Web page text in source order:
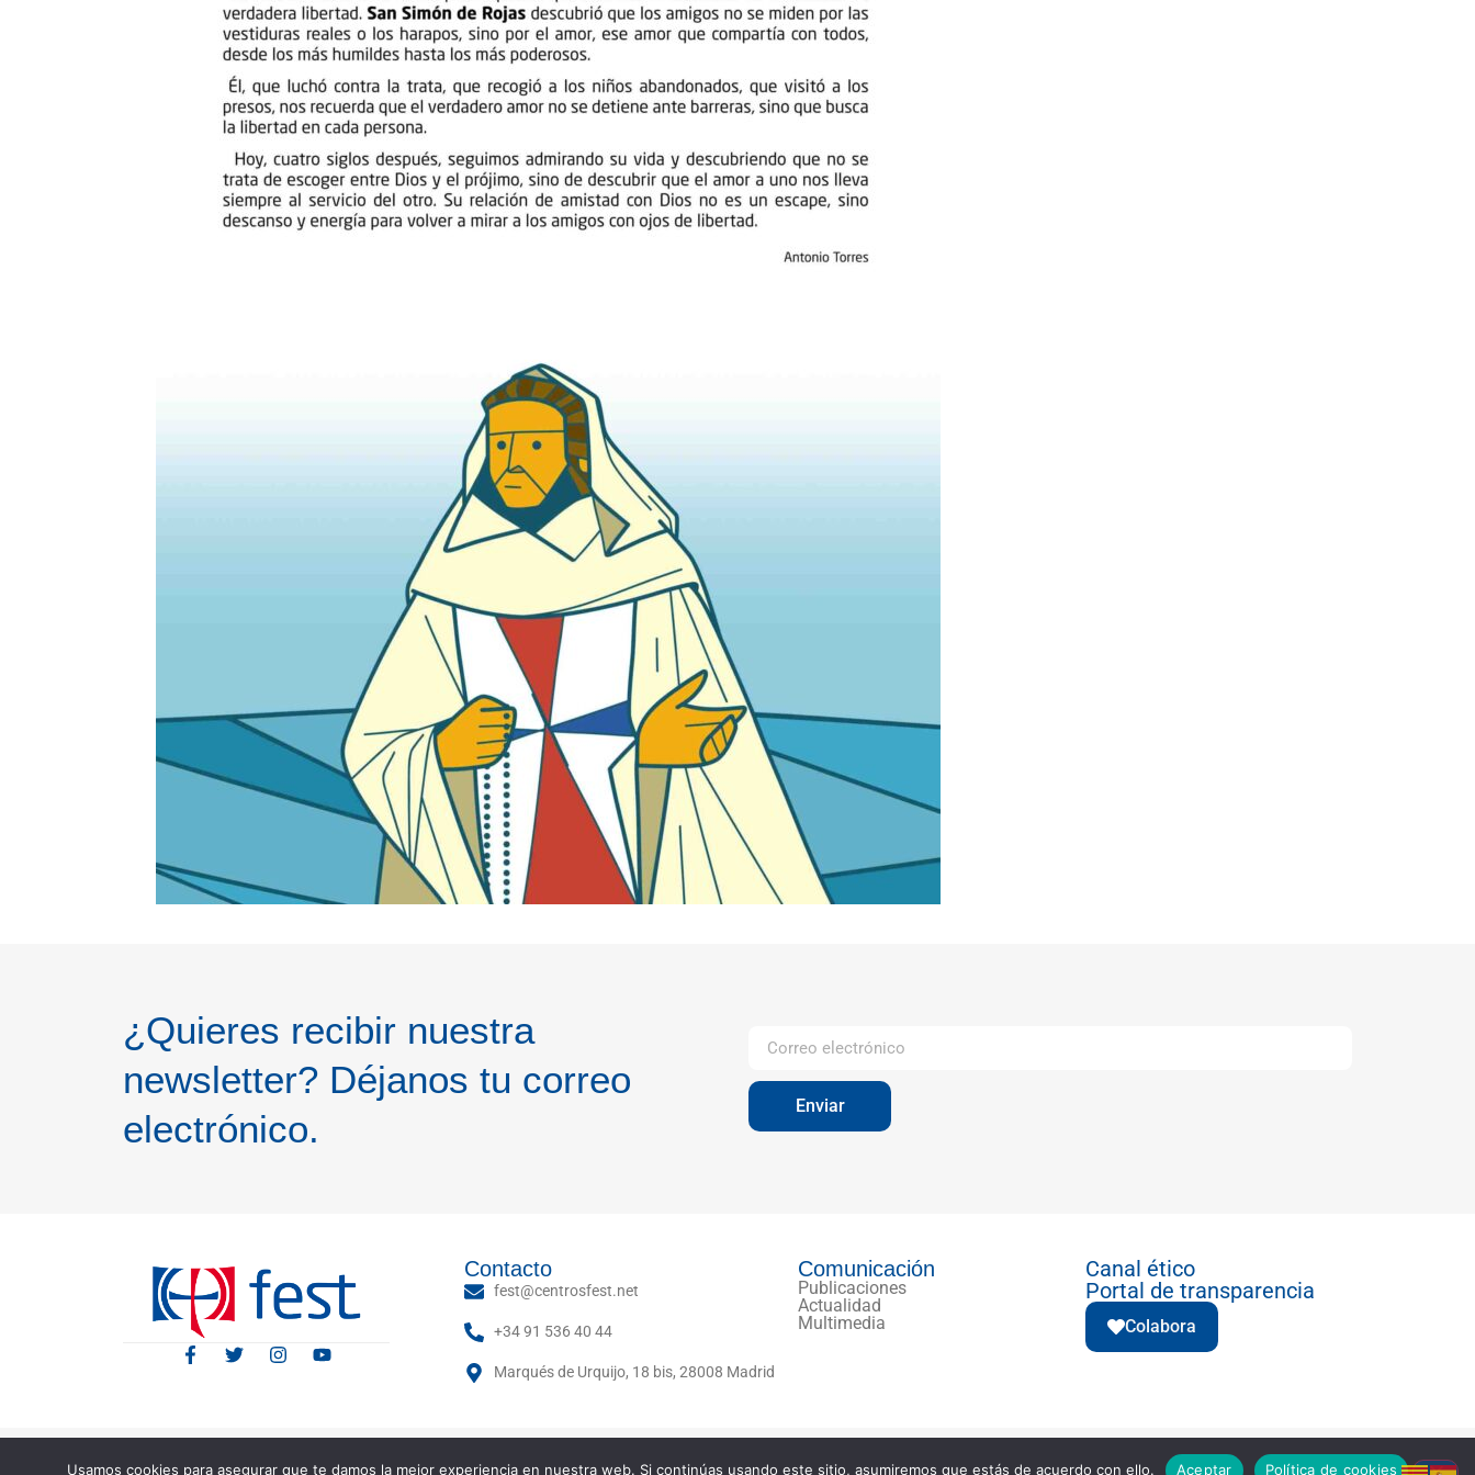
¿Quieres recibir nuestra
newsletter? Déjanos tu correo
electrónico.
Enviar
Contacto
fest@centrosfest.net
+34 91 536 40 44
Marqués de Urquijo, 18 bis, 28008 Madrid
Comunicación
Publicaciones
Actualidad
Multimedia
Canal ético
Portal de transparencia
Colabora
Aviso Legal Política de Privacidad Política de Cookies
Usamos cookies para asegurar que te damos la mejor experiencia en nuestra web. Si continúas usando este sitio, asumiremos que estás de acuerdo con ello. Aceptar Política de cookies